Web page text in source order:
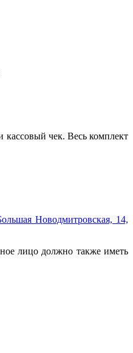
кассовый чек. Весь комплект
Новодмитровская, 14,
лицо должно также иметь